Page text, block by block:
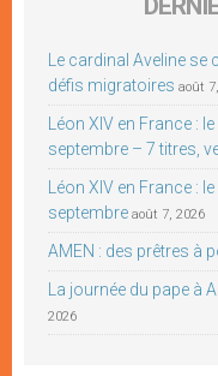
Le cardinal Aveline se
défis migratoires août
Léon XIV en France :
septembre – 7 titres,
Léon XIV en France :
septembre août 7, 2026
AMEN : des prêtres à
La journée du pape à
2026